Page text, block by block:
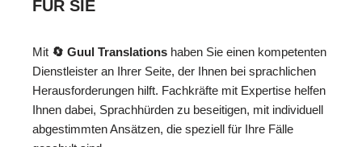
FÜR SIE
Mit 🔄 Guul Translations haben Sie einen kompetenten
Dienstleister an Ihrer Seite, der Ihnen bei sprachlichen
Herausforderungen hilft. Fachkräfte mit Expertise helfen
Ihnen dabei, Sprachhürden zu beseitigen, mit individuell
abgestimmten Ansätzen, die speziell für Ihre Fälle